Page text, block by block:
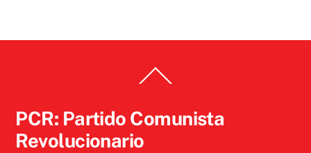
To
PCR: Partido Comunista
Revolucionario